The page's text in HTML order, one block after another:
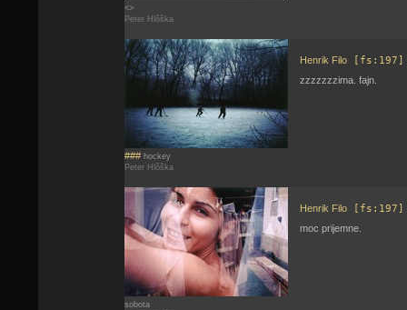
<>
Peter Hlôška
### hockey
Peter Hlôška
Henrik Filo [fs:197]
zzzzzzzima. fajn.
sobota
Henrik Filo [fs:197]
moc prijemne.